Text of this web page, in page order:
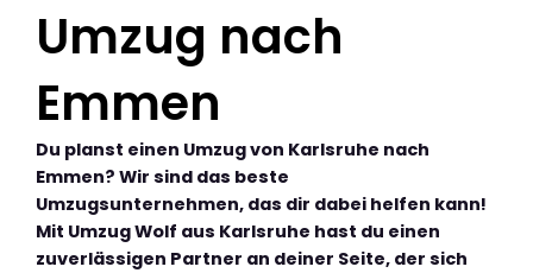
Umzug nach
Emmen
Du planst einen Umzug von Karlsruhe nach
Emmen? Wir sind das beste
Umzugsunternehmen, das dir dabei helfen kann!
Mit Umzug Wolf aus Karlsruhe hast du einen
zuverlässigen Partner an deiner Seite, der sich